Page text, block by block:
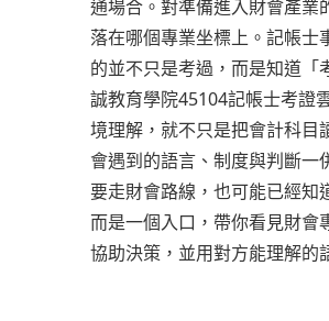
通場合。對準備進入財會產業
落在哪個專業坐標上。記帳
的並不只是考過，而是知道
誠教育學院45104記帳士考證
境理解，就不只是把會計科目
會遇到的語言、制度與判斷一
要走財會路線，也可能已經知
而是一個入口，帶你看見財會
協助決策，並用對方能理解的